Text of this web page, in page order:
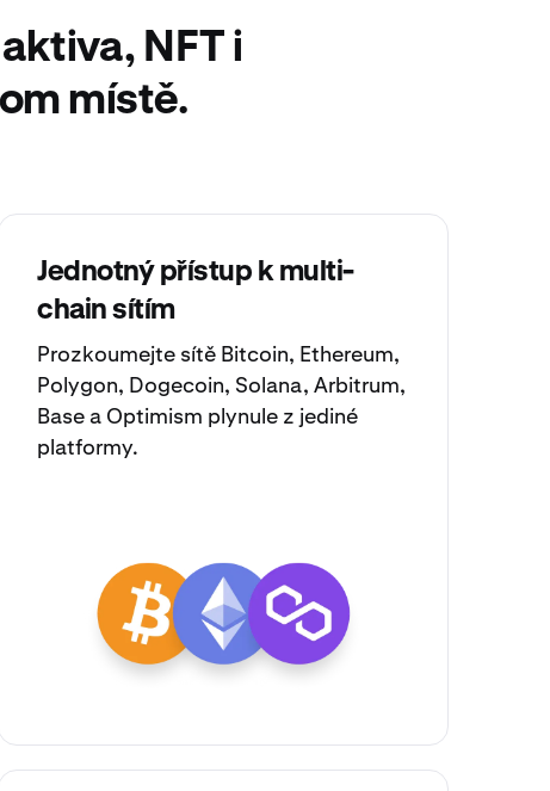
NFT i
místě.
Jednotný přístup k multi-
chain sítím
Prozkoumejte sítě Bitcoin, Ethereum,
Polygon, Dogecoin, Solana, Arbitrum,
Base a Optimism plynule z jediné
platformy.